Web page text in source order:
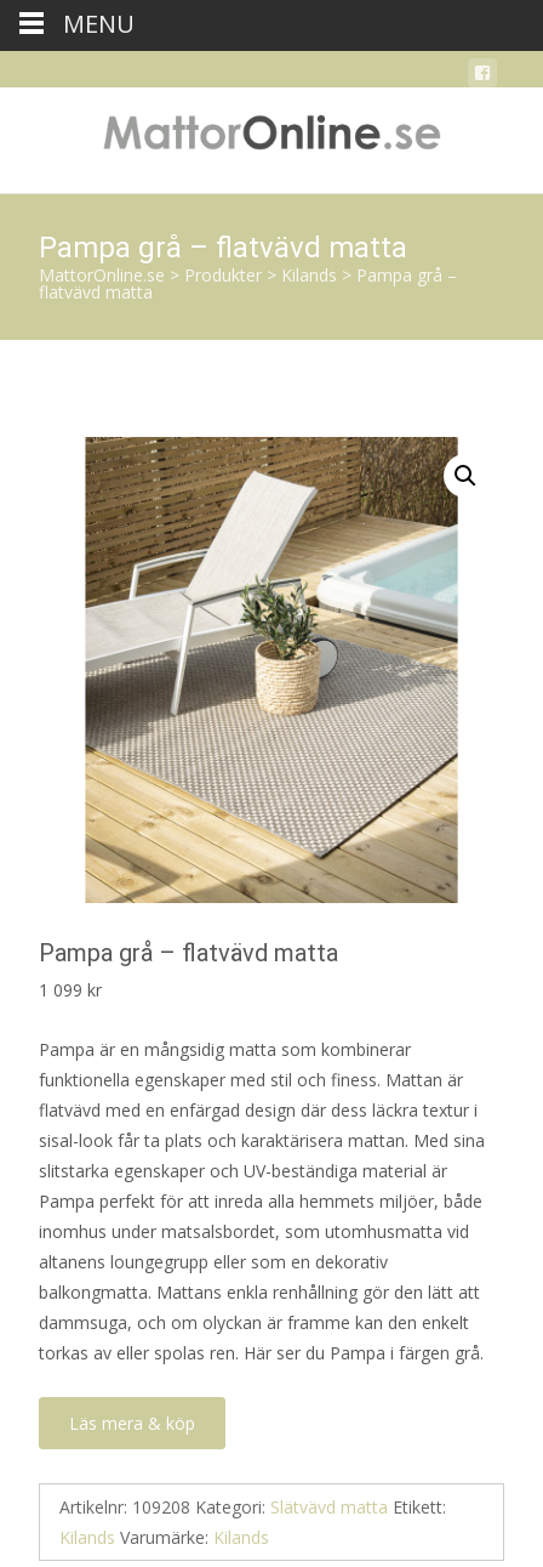
Pampa grå – flatvävd matta
MattorOnline.se > Produkter > Kilands > Pampa grå –
flatvävd matta
Pampa grå – flatvävd matta
1 099 kr
Pampa är en mångsidig matta som kombinerar
funktionella egenskaper med stil och finess. Mattan är
flatvävd med en enfärgad design där dess läckra textur i
sisal-look får ta plats och karaktärisera mattan. Med sina
slitstarka egenskaper och UV-beständiga material är
Pampa perfekt för att inreda alla hemmets miljöer, både
inomhus under matsalsbordet, som utomhusmatta vid
altanens loungegrupp eller som en dekorativ
balkongmatta. Mattans enkla renhållning gör den lätt att
dammsuga, och om olyckan är framme kan den enkelt
torkas av eller spolas ren. Här ser du Pampa i färgen grå.
Läs mera & köp
Artikelnr: 109208 Kategori: Slätvävd matta Etikett:
Kilands Varumärke: Kilands
MENU